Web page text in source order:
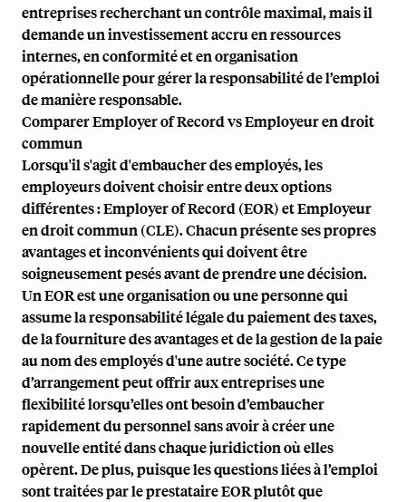
entreprises recherchant un contrôle maximal, mais il
demande un investissement accru en ressources
internes, en conformité et en organisation
opérationnelle pour gérer la responsabilité de l’emploi
de manière responsable.
Comparer Employer of Record vs Employeur en droit
commun
Lorsqu'il s'agit d'embaucher des employés, les
employeurs doivent choisir entre deux options
différentes : Employer of Record (EOR) et Employeur
en droit commun (CLE). Chacun présente ses propres
avantages et inconvénients qui doivent être
soigneusement pesés avant de prendre une décision.
Un EOR est une organisation ou une personne qui
assume la responsabilité légale du paiement des taxes,
de la fourniture des avantages et de la gestion de la paie
au nom des employés d'une autre société. Ce type
d’arrangement peut offrir aux entreprises une
flexibilité lorsqu’elles ont besoin d’embaucher
rapidement du personnel sans avoir à créer une
nouvelle entité dans chaque juridiction où elles
opèrent. De plus, puisque les questions liées à l’emploi
sont traitées par le prestataire EOR plutôt que